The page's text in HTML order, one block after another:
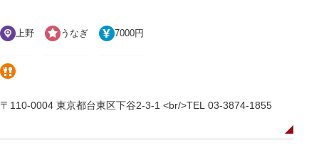
上野 うなぎ 7000円
〒110-0004 東京都台東区下谷2-3-1 <br/>TEL 03-3874-1855